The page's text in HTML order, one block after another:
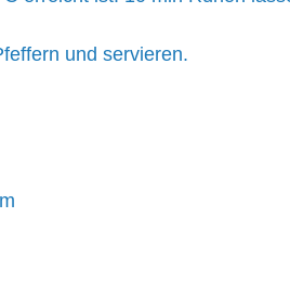
und servieren.